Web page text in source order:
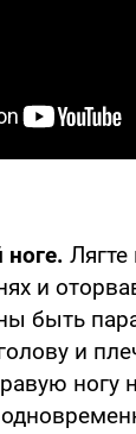
Лягте
и
быть
и
ногу